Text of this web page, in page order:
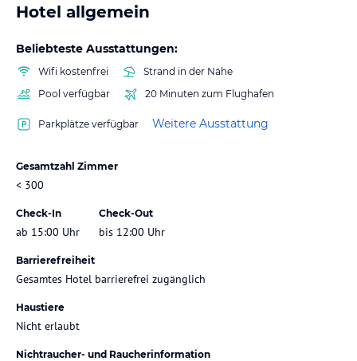
Hotel allgemein
Beliebteste Ausstattungen:
Wifi kostenfrei
Strand in der Nähe
Pool verfügbar
20 Minuten zum Flughafen
Parkplätze verfügbar Weitere Ausstattung
Gesamtzahl Zimmer
< 300
Check-In
ab 15:00 Uhr
Check-Out
bis 12:00 Uhr
Barrierefreiheit
Gesamtes Hotel barrierefrei zugänglich
Haustiere
Nicht erlaubt
Nichtraucher- und Raucherinformation